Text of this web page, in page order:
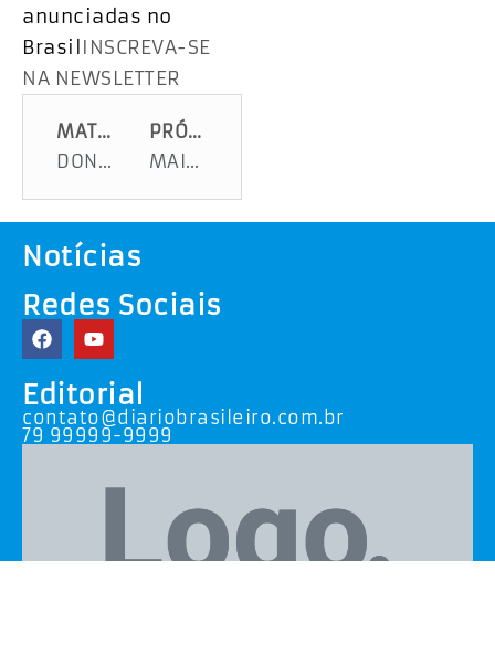
anunciadas no
Brasil INSCREVA-SE
NA NEWSLETTER
MATÉRIA ANTERIOR
DONO DO MASTER ROUBOU BILHÕES DE APOSENTADOS E PENSIONISTAS ESTADOS E MUNICÍPIOS
PRÓXIMA MATÉRIA
MAIS UM BANDIDO DO CLÃ BOLSONARO EM CANA
Notícias
Redes Sociais
Editorial
contato@diariobrasileiro.com.br
79 99999-9999